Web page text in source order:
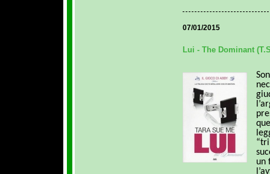
07/01/2015
Lui - The Dominant
un